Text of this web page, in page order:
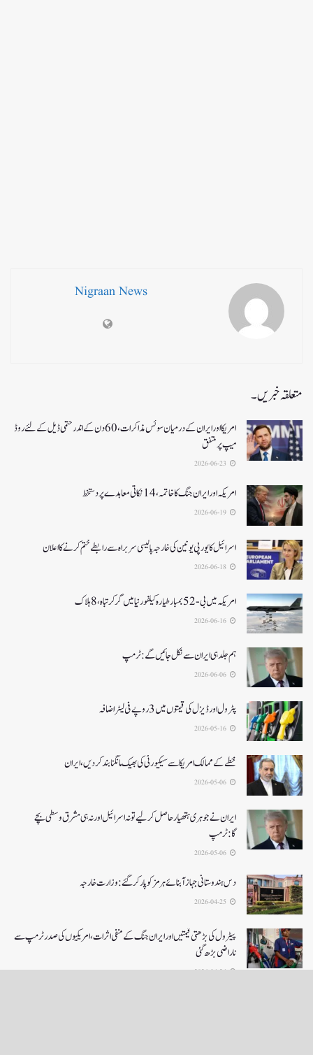
Nigraan News
متعلقہ خبریں۔
امریکا اور ایران کے درمیان سوئس مذاکرات ، 60دن کے اندر حتمی ڈیل کےلئے روڈ
میپ پر متفق
امریکہ اور ایران جنگ کا خاتمہ، 14نکاتی معاہدے پر دستخط
اسرائیل کا یورپی یونین کی خارجہ پالیسی سربراہ سے رابطے ختم کرنے کا اعلان
امریکہ میں بی-52بمبار طیارہ کیلفورنیا میں گر کر تباہ، 8ہلاک
ہم جلد ہی ایران سے نکل جائیں گے:ٹرمپ
پٹرول اور ڈیزل کی قیمتوں میں 3 روپے فی لیٹر اضافہ
خطے کے ممالک امریکا سے سیکیورٹی کی بھیک مانگنا بند کر دیں، ایران
ایران نے جوہری ہتھیار حاصل کرلیے تو نہ اسرائیل اور نہ ہی مشرق وسطی بچے
گا:ٹرمپ
دس ہندوستانی جہاز آبنائے ہرمز کوپار کرگئے: وزارت خارجہ
پیٹرول کی بڑھتی قیمتیں اور ایران جنگ کے منفی اثرات ، امریکیوں کی صدر ٹرمپ سے
ناراضی بڑھ گئی
2026-04-24